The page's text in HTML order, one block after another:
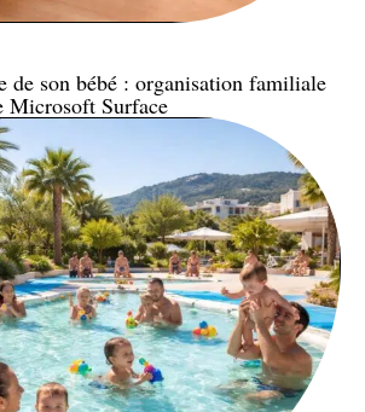
de son bébé : organisation familiale
Microsoft Surface